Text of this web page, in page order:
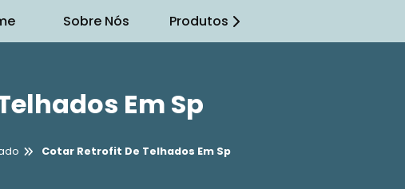
Sobre Nós Produtos
Em Sp
Cotar Retrofit De Telhados Em Sp